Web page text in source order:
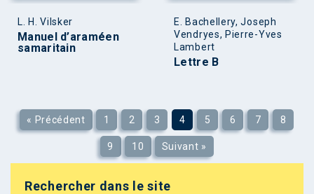
L. H. Vilsker
Manuel d’araméen
samaritain
E. Bachellery, Joseph
Vendryes, Pierre-Yves
Lambert
Lettre B
« Précédent 1 2 3 4 5 6 7 8
9 10 Suivant »
Rechercher dans le site